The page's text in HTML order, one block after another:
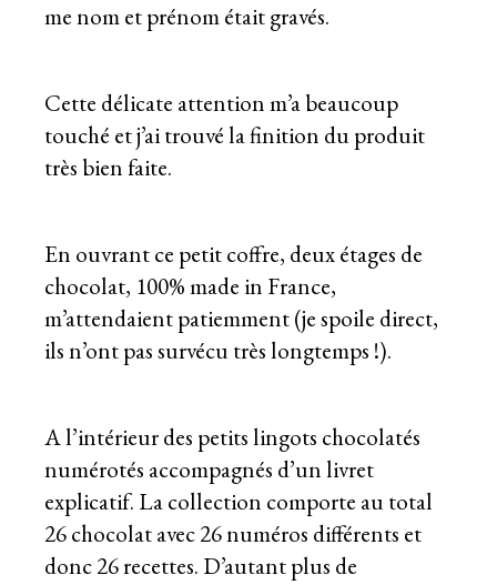
me nom et prénom était gravés.
Cette délicate attention m’a beaucoup
touché et j’ai trouvé la finition du produit
très bien faite.
En ouvrant ce petit coffre, deux étages de
chocolat, 100% made in France,
m’attendaient patiemment (je spoile direct,
ils n’ont pas survécu très longtemps !).
A l’intérieur des petits lingots chocolatés
numérotés accompagnés d’un livret
explicatif. La collection comporte au total
26 chocolat avec 26 numéros différents et
donc 26 recettes. D’autant plus de